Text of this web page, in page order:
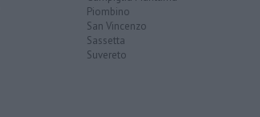
Piombino
San Vincenzo
Sassetta
Suvereto